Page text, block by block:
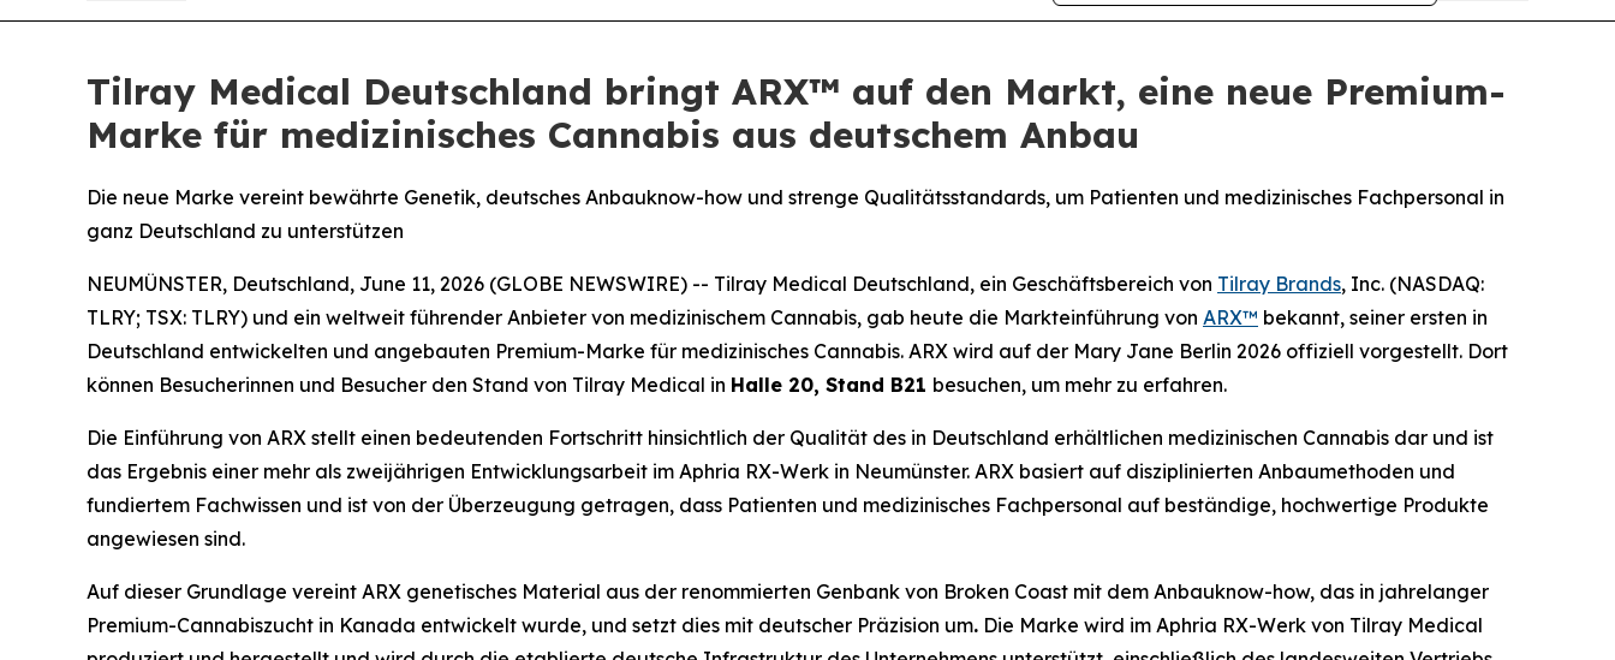
Tilray Medical Deutschland bringt ARX™ auf den Markt, eine neue Premium-
Marke für medizinisches Cannabis aus deutschem Anbau
Die neue Marke vereint bewährte Genetik, deutsches Anbauknow-how und strenge Qualitätsstandards, um Patienten und medizinisches Fachpersonal in
ganz Deutschland zu unterstützen
NEUMÜNSTER, Deutschland, June 11, 2026 (GLOBE NEWSWIRE) -- Tilray Medical Deutschland, ein Geschäftsbereich von Tilray Brands, Inc. (NASDAQ:
TLRY; TSX: TLRY) und ein weltweit führender Anbieter von medizinischem Cannabis, gab heute die Markteinführung von ARX™ bekannt, seiner ersten in
Deutschland entwickelten und angebauten Premium-Marke für medizinisches Cannabis. ARX wird auf der Mary Jane Berlin 2026 offiziell vorgestellt. Dort
können Besucherinnen und Besucher den Stand von Tilray Medical in Halle 20, Stand B21 besuchen, um mehr zu erfahren.
Die Einführung von ARX stellt einen bedeutenden Fortschritt hinsichtlich der Qualität des in Deutschland erhältlichen medizinischen Cannabis dar und ist
das Ergebnis einer mehr als zweijährigen Entwicklungsarbeit im Aphria RX-Werk in Neumünster. ARX basiert auf disziplinierten Anbaumethoden und
fundiertem Fachwissen und ist von der Überzeugung getragen, dass Patienten und medizinisches Fachpersonal auf beständige, hochwertige Produkte
angewiesen sind.
Auf dieser Grundlage vereint ARX genetisches Material aus der renommierten Genbank von Broken Coast mit dem Anbauknow-how, das in jahrelanger
Premium-Cannabiszucht in Kanada entwickelt wurde, und setzt dies mit deutscher Präzision um. Die Marke wird im Aphria RX-Werk von Tilray Medical